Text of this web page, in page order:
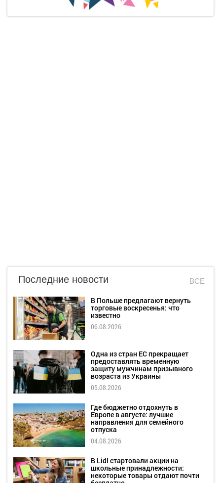
Последние новости ВСЕ
В Польше предлагают вернуть
торговые воскресенья: что
известно
06.08.2026
Одна из стран ЕС прекращает
предоставлять временную
защиту мужчинам призывного
возраста из Украины
05.08.2026
Где бюджетно отдохнуть в
Европе в августе: лучшие
направления для семейного
отпуска
04.08.2026
В Lidl стартовали акции на
школьные принадлежности:
некоторые товары отдают почти